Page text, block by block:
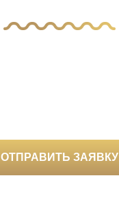
ОТПРАВИТЬ ЗАЯВКУ